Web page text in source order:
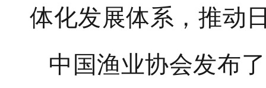
体化发展体系，推动
中国渔业协会发布